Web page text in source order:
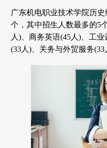
广东机电职业技术学院历
个，其中招生人数最多的5
人)、商务英语(45人)、工
(33人)、关务与外贸服务(33